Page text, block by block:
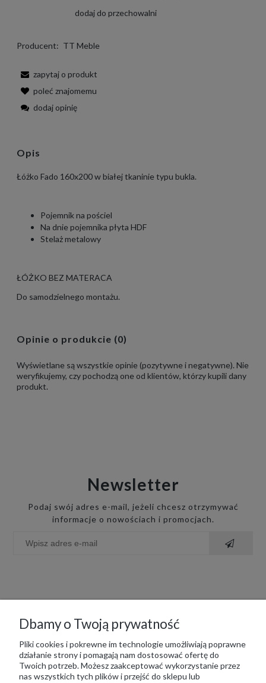
dodaj do przechowalni
Producent: TT Meble
zapytaj o produkt
poleć znajomemu
dodaj opinię
Opis
Łóżko Fado 160x200 w białej tkaninie typu bukla.
Pojemnik na pościel
Na dnie pojemnika płyta HDF
Stelaż metalowy
ŁÓŻKO BEZ MATERACA
Do samodzielnego montażu.
Opinie o produkcie (0)
Wyświetlane są wszystkie opinie (pozytywne i negatywne). Nie
weryfikujemy, czy pochodzą one od klientów, którzy kupili dany
produkt.
Newsletter
Podaj swój adres e-mail, jeżeli chcesz otrzymywać
informacje o nowościach i promocjach.
Moje konto
Płatność i dostawa
Dbamy o Twoją prywatność
Pliki cookies i pokrewne im technologie umożliwiają poprawne
działanie strony i pomagają nam dostosować ofertę do
Twoich potrzeb. Możesz zaakceptować wykorzystanie przez
nas wszystkich tych plików i przejść do sklepu lub